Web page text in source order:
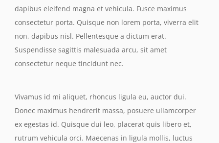
dapibus eleifend magna et vehicula. Fusce maximus
consectetur porta. Quisque non lorem porta, viverra elit
non, dapibus nisl. Pellentesque a dictum erat.
Suspendisse sagittis malesuada arcu, sit amet
consectetur neque tincidunt nec.
Vivamus id mi aliquet, rhoncus ligula eu, auctor dui.
Donec maximus hendrerit massa, posuere ullamcorper
ex egestas id. Quisque dui leo, placerat quis libero et,
rutrum vehicula orci. Maecenas in ligula mollis, luctus